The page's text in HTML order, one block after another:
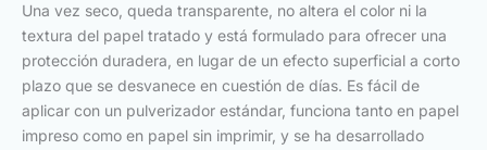
Una vez seco, queda transparente, no altera el color ni la
textura del papel tratado y está formulado para ofrecer una
protección duradera, en lugar de un efecto superficial a corto
plazo que se desvanece en cuestión de días. Es fácil de
aplicar con un pulverizador estándar, funciona tanto en papel
impreso como en papel sin imprimir, y se ha desarrollado